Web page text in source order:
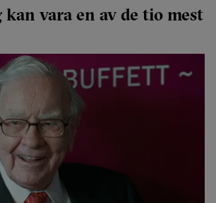
kan vara en av de tio mest